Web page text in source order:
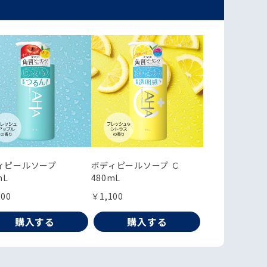
ピールソープ
購入する
ボディピールソープ Ｃ
480mL
￥1,100
購入する